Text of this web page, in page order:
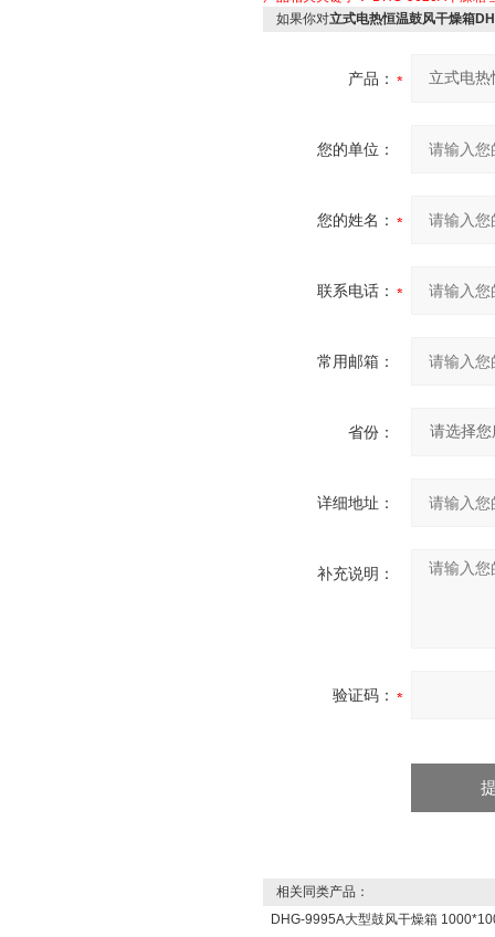
如果你对立式电热恒温鼓风干燥箱
产品：
您的单位：
您的姓名：
联系电话：
常用邮箱：
省份：
详细地址：
补充说明：
验证码：
相关同类产品：
DHG-9995A大型鼓风干燥箱